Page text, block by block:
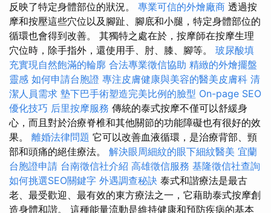
反映了特定身體部位的狀況。 專業可信的外燴廠商 透過按
摩和按壓這些穴位以及腳趾、腳底和小腿，特定身體部位的
循環也會得到改善。 其獨特之處在於，按摩師在按摩生理
穴位時，除手指外，還使用手、肘、膝、腳等。 玻尿酸填
充實現自然飽滿的輪廓 合法專業徵信協助 精緻的外燴擺盤
靈感 如何申請台胞證 專注皮膚健康與美容的醫美皮膚科 清
潔人員需求 墊下巴手術塑造完美比例的臉型 On-page SEO
優化技巧 后里按摩服務 傳統的泰式按摩不僅可以舒緩身
心，而且對於治療脊椎和其他關節的功能障礙也有很好的效
果。 離婚法律問題 它可以改善血液循環，是治療背部、頸
部和頭痛的絕佳療法。 解決眼周細紋的眼下細紋醫美 宜蘭
台胞證申請 台南徵信社介紹 高雄徵信服務 基隆徵信社查詢
如何挑選SEO關鍵字 外遇調查秘訣 泰式和諧療法是最古
老、最受歡迎、最有效的東方療法之一，它藉助泰式按摩創
造身體和諧。 這種能量流動是維持健康和預防疾病的基本